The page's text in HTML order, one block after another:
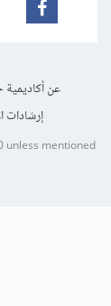
عن
إرشادات
unless mentioned